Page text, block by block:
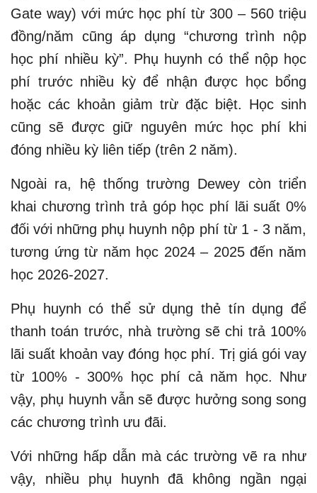
Gate way) với mức học phí từ 300 – 560 triệu
đồng/năm cũng áp dụng “chương trình nộp
học phí nhiều kỳ”. Phụ huynh có thể nộp học
phí trước nhiều kỳ để nhận được học bổng
hoặc các khoản giảm trừ đặc biệt. Học sinh
cũng sẽ được giữ nguyên mức học phí khi
đóng nhiều kỳ liên tiếp (trên 2 năm).
Ngoài ra, hệ thống trường Dewey còn triển
khai chương trình trả góp học phí lãi suất 0%
đối với những phụ huynh nộp phí từ 1 - 3 năm,
tương ứng từ năm học 2024 – 2025 đến năm
học 2026-2027.
Phụ huynh có thể sử dụng thẻ tín dụng để
thanh toán trước, nhà trường sẽ chi trả 100%
lãi suất khoản vay đóng học phí. Trị giá gói vay
từ 100% - 300% học phí cả năm học. Như
vậy, phụ huynh vẫn sẽ được hưởng song song
các chương trình ưu đãi.
Với những hấp dẫn mà các trường vẽ ra như
vậy, nhiều phụ huynh đã không ngần ngại